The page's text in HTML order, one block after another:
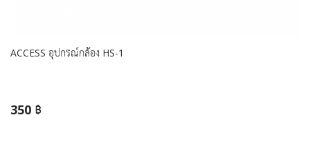
ACCESS อุปกรณ์กล้อง HS-1
350 ฿